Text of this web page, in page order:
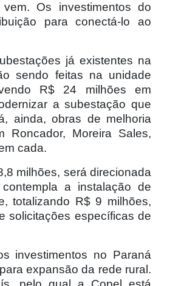
Os investimentos do
para conectá-lo ao
já existentes na
sendo feitas na unidade
R$ 24 milhões em
a subestação que
ainda, obras de melhoria
Moreira Sales,
cada.
milhões, será direcionada
a instalação de
totalizando R$ 9 milhões,
solicitações específicas de
investimentos no Paraná
expansão da rede rural.